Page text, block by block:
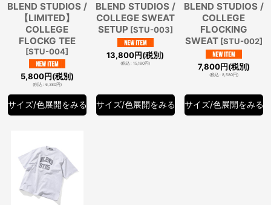
BLEND STUDIOS /
【LIMITED】
COLLEGE
FLOCKG TEE
[STU-004]
5,800円(税別)
(税込: 6,380円)
サイズ/色展開をみる
BLEND STUDIOS /
COLLEGE SWEAT
SETUP [STU-003]
13,800円(税別)
(税込: 15,180円)
サイズ/色展開をみる
BLEND STUDIOS /
COLLEGE
FLOCKING
SWEAT [STU-002]
7,800円(税別)
(税込: 8,580円)
サイズ/色展開をみる